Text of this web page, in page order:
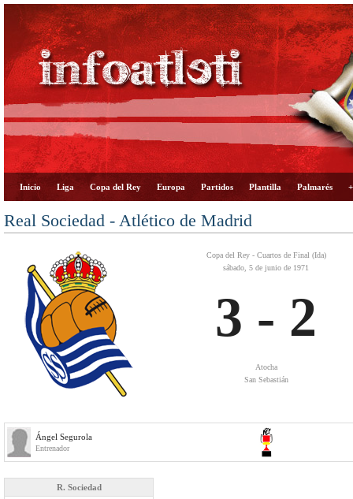
Inicio Liga Copa del Rey Europa Partidos Plantilla Palmarés
Real Sociedad - Atlético de Madrid
Copa del Rey - Cuartos de Final (Ida)
sábado, 5 de junio de 1971
3 - 2
Atocha
San Sebastián
Ángel Segurola
Entrenador
R. Sociedad